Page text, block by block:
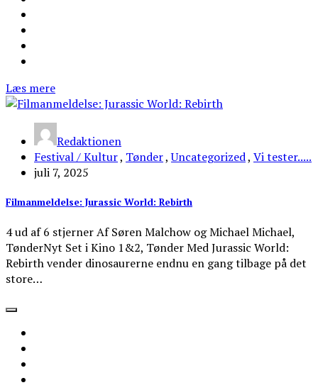
Læs mere
Redaktionen
Festival / Kultur, Tønder,Uncategorized, Vi tester.....
juli 7, 2025
Filmanmeldelse: Jurassic World: Rebirth
4 ud af 6 stjerner Af Søren Malchow og Michael Michael,
TønderNyt Set i Kino 1&2, Tønder Med Jurassic World:
Rebirth vender dinosaurerne endnu en gang tilbage på det
store…